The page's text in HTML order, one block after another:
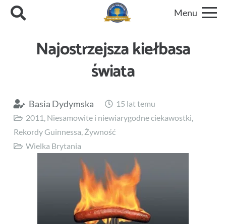
Menu
Najostrzejsza kiełbasa
świata
Basia Dydymska
15 lat temu
2011, Niesamowite i niewiarygodne ciekawostki,
Rekordy Guinnessa, Żywność
Wielka Brytania